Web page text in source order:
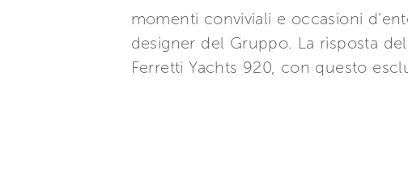
momenti conviviali e occasioni
designer del Gruppo. La risposta
Ferretti Yachts 920, con questo